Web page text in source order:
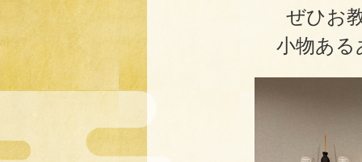
ぜひお
小物ある